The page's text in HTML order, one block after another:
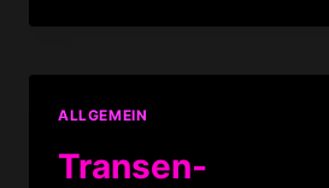
BAR
ALLGEMEIN
Transen-